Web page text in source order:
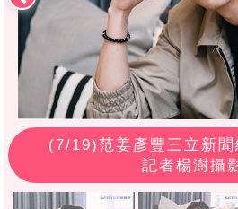
(7/19)范姜彥豐三立新聞
記者楊澍攝